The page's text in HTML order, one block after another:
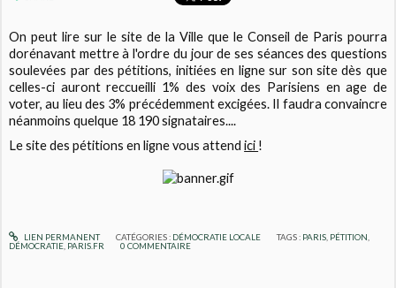
On peut lire sur le site de la Ville que le Conseil de Paris pourra
dorénavant mettre à l'ordre du jour de ses séances des questions
soulevées par des pétitions, initiées en ligne sur son site dès que
celles-ci auront reccueilli 1% des voix des Parisiens en age de
voter, au lieu des 3% précédemment excigées. Il faudra convaincre
néanmoins quelque 18 190 signataires....
Le site des pétitions en ligne vous attendici !
LIEN PERMANENT CATÉGORIES : DÉMOCRATIE LOCALE TAGS : PARIS PÉTITION
DÉMOCRATIE PARIS.FR 0 COMMENTAIRE